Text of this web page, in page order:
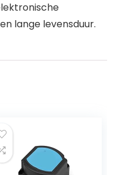
lange levensduur.